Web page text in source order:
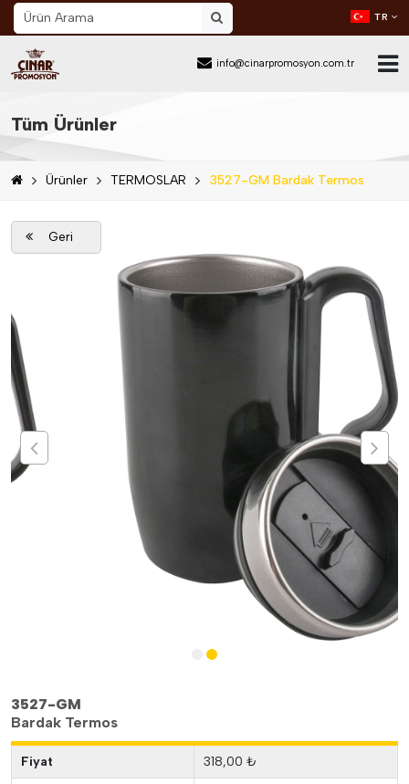
info@cinarpromosyon.com.tr
TR
Ana Sayfa
Hakkımızda
Sektör
Ürünler
Blog
İletişim
Tüm Ürünler
Ürünler TERMOSLAR 3527-GM Bardak Termos
Geri
3527-GM
Bardak Termos
Fiyat 318,00 ₺